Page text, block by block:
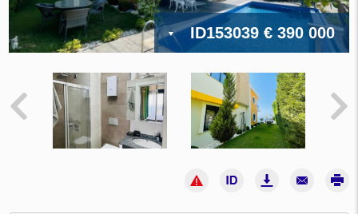
ID153039€ 390 000